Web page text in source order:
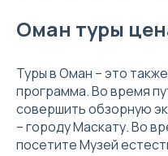
Оман туры
Туры в Оман – это
программа. Во время
совершить обзорную
– городу Маскату. Во
посетите Музей